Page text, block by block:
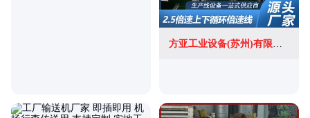
方亚工业设备(苏州)有限公司